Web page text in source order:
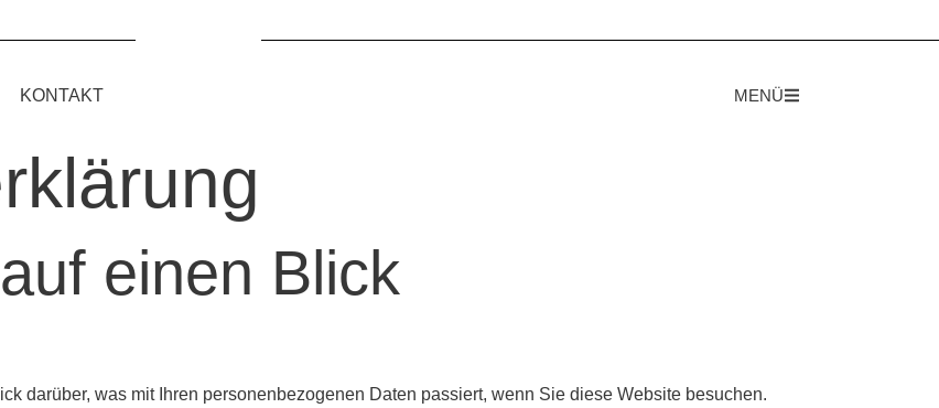
KONTAKT MENÜ
einen Blick
darüber, was mit Ihren personenbezogenen Daten passiert, wenn Sie diese Website besuchen.